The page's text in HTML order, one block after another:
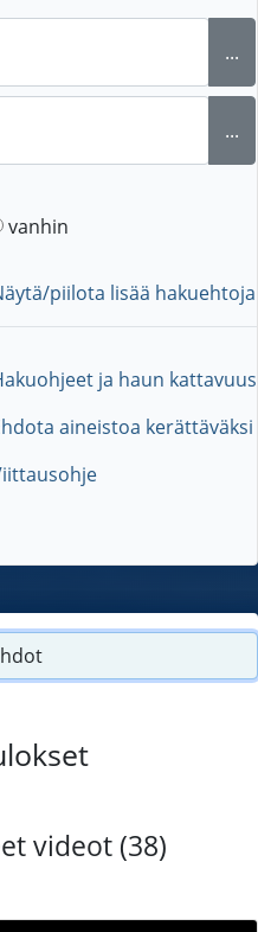
...
...
vanhin
piilota lisää hakuehtoja
ja haun kattavuus
aineistoa kerättäväksi
videot (38)